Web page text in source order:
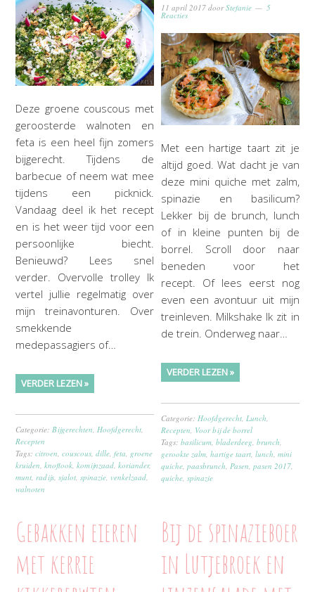
Deze groene couscous met
geroosterde walnoten en
feta is een heel fijn zomers
bijgerecht. Tijdens de
barbecue of neem wat mee
tijdens een picknick.
Vandaag deel ik het recept
en is het weer tijd voor een
persoonlijke biecht.
Benieuwd? Lees snel
verder. Overvolle trolley Ik
vertel jullie regelmatig over
mijn treinavonturen. Over
smekkende
medepassagiers of…
VERDER LEZEN »
Categorie: Bijgerechten Hoofdgerecht
Recepten
Tags:citroen ,couscous ,dille ,feta groene
kruiden ,knoflook ,komijnzaad ,koriander,
munt radijs ,sjalot ,spinazie venkelzaad
walnoten
11 april 2017 doorStefanie 5
Reacties
Met een hartige taart zit je
altijd goed. Wat dacht je van
deze mini quiche met zalm,
spinazie en basilicum?
Lekker bij de brunch, lunch
of in kleine punten bij de
borrel. Scroll door naar
beneden voor het
recept. Of lees eerst nog
even een avontuur uit mijn
treinleven. Milkshake Ik zit in
de trein. Onderweg naar…
VERDER LEZEN »
Categorie: Hoofdgerecht Lunch
Recepten Voor bij de borrel
Tags:basilicum ,bladerdeeg ,brunch
gerookte zalm ,hartige taart ,lunch ,mini
quiche ,paasbrunch Pasen ,pasen 2017
quiche ,spinazie
Gebakken eieren
met kerrie
Bij de spinazieboer
in Lutjebroek en